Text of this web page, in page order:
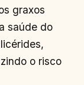
graxos
saúde do
o risco